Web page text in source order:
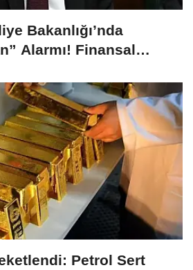
Bakanlığı’nda
Alarmı! Finansal
Petrol Sert